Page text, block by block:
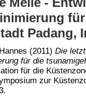
Padang,
(2011) Die
für die
für die
zur